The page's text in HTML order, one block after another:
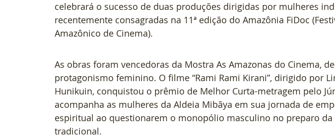
celebrará o sucesso de duas produções dirigidas por mulheres
recentemente consagradas na 11ª edição do Amazônia FiDoc
Amazônico de Cinema).
As obras foram vencedoras da Mostra As Amazonas do Cinema,
protagonismo feminino. O filme “Rami Rami Kirani”, dirigido por
Hunikuin, conquistou o prêmio de Melhor Curta-metragem pelo
acompanha as mulheres da Aldeia Mibãya em sua jornada de
espiritual ao questionarem o monopólio masculino no preparo da
tradicional.